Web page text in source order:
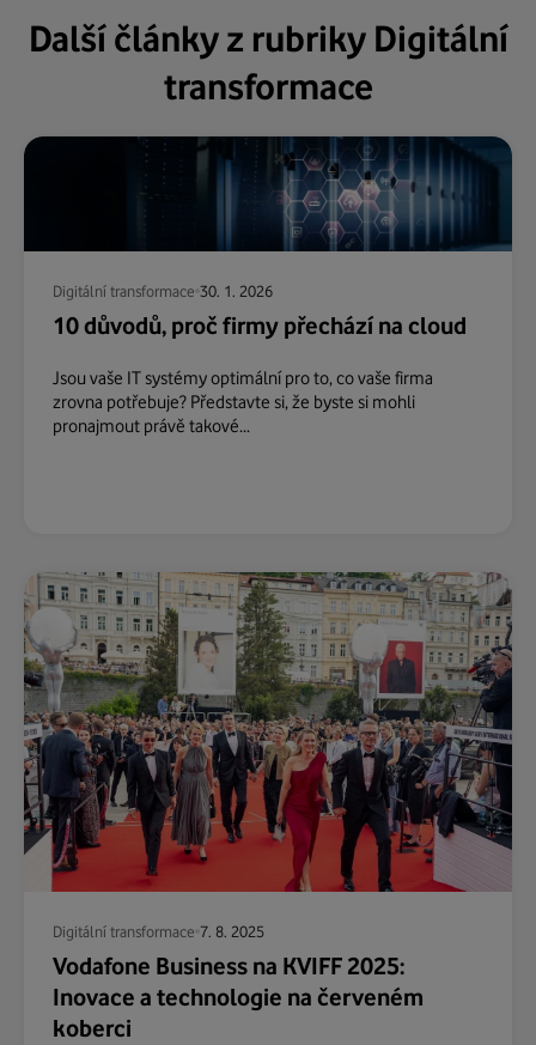
Další články z rubriky Digitální
transformace
Digitální transformace 30. 1. 2026
10 důvodů, proč firmy přechází na cloud
Jsou vaše IT systémy optimální pro to, co vaše firma
zrovna potřebuje? Představte si, že byste si mohli
pronajmout právě takové...
Digitální transformace 7. 8. 2025
Vodafone Business na KVIFF 2025:
Inovace a technologie na červeném
koberci